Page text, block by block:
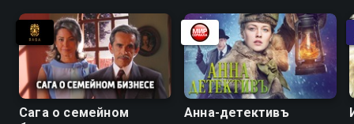
Сага о семейном
Анна-детективъ